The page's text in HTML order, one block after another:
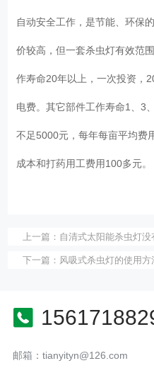
自动安全工作，是节能、环保
价较高，但一套杀虫灯有效范
作寿命20年以上，一次投资，
电费。其它部件工作寿命1、3
不足5000元，每年每亩平均费
成本和打药用工费用100多元。
上一篇： 自清式太阳能杀虫灯
下一篇： 风吸式杀虫灯的使用方
邮箱：tianyityn@126.com